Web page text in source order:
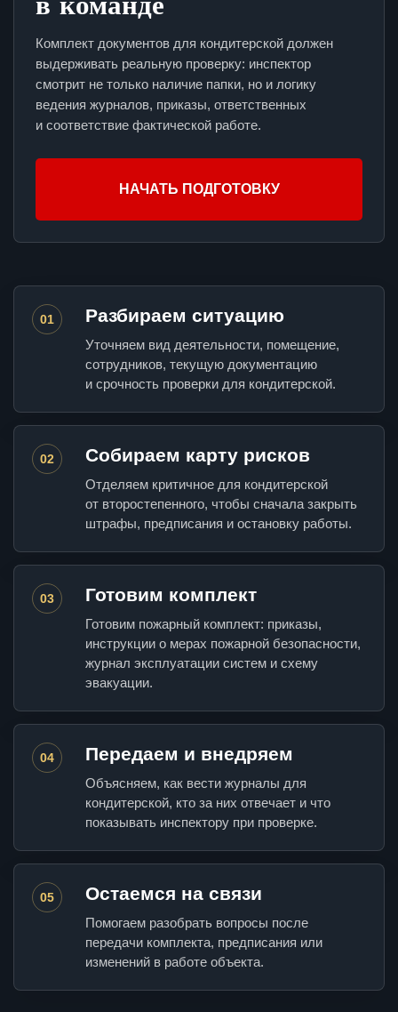
Комплект документов для кондитерской должен
выдерживать реальную проверку: инспектор
смотрит не только наличие папки, но и логику
ведения журналов, приказы, ответственных
и соответствие фактической работе.
НАЧАТЬ ПОДГОТОВКУ
01 Разбираем ситуацию
Уточняем вид деятельности, помещение,
сотрудников, текущую документацию
и срочность проверки для кондитерской.
02 Собираем карту рисков
Отделяем критичное для кондитерской
от второстепенного, чтобы сначала закрыть
штрафы, предписания и остановку работы.
03 Готовим комплект
Готовим пожарный комплект: приказы,
инструкции о мерах пожарной безопасности,
журнал эксплуатации систем и схему
эвакуации.
04 Передаем и внедряем
Объясняем, как вести журналы для
кондитерской, кто за них отвечает и что
показывать инспектору при проверке.
05 Остаемся на связи
Помогаем разобрать вопросы после
передачи комплекта, предписания или
изменений в работе объекта.